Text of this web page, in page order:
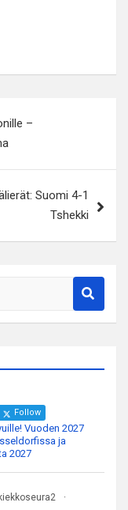
–
Suomi 4-1
Tshekki
Follow
Vuoden 2027
ja
2027
·